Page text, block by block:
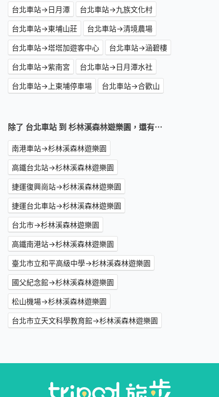
台北車站→日月潭
台北車站→九族文化村
台北車站→東埔山莊
台北車站→清境農場
台北車站→塔塔加遊客中心
台北車站→涵碧樓
台北車站→紫南宮
台北車站→日月潭水社
台北車站→上東埔停車場
台北車站→合歡山
除了 台北車站 到 杉林溪森林遊樂園，還有⋯
南港車站→杉林溪森林遊樂園
高鐵台北站→杉林溪森林遊樂園
捷運復興崗站→杉林溪森林遊樂園
捷運台北車站→杉林溪森林遊樂園
台北市→杉林溪森林遊樂園
高鐵南港站→杉林溪森林遊樂園
臺北市立和平高級中學→杉林溪森林遊樂園
國父紀念館→杉林溪森林遊樂園
松山機場→杉林溪森林遊樂園
台北市立天文科學教育館→杉林溪森林遊樂園